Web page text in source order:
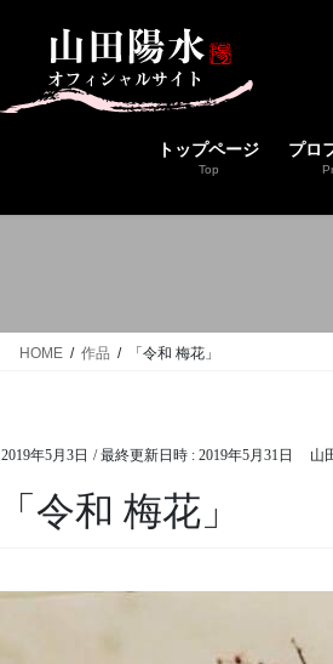
トップページ
Top
プロ
HOME 作品 「令和 梅花」
2019年5月3日 / 最終更新日時 : 2019年5月31日 山
「令和 梅花」